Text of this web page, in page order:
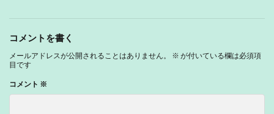
コメントを書く
メールアドレスが公開されることはありません。 ※ が付いている欄は必須項
目です
コメント ※